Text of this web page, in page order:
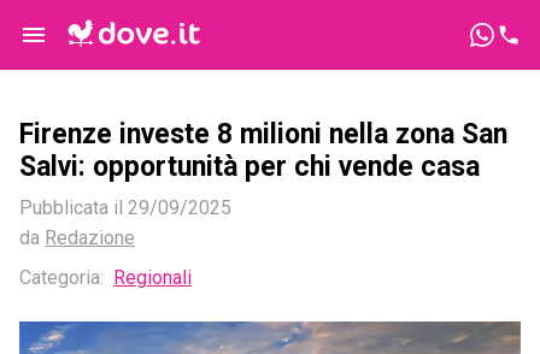
Firenze investe 8 milioni nella zona San
Salvi: opportunità per chi vende casa
Pubblicata il 29/09/2025
da Redazione
Categoria:
Regionali